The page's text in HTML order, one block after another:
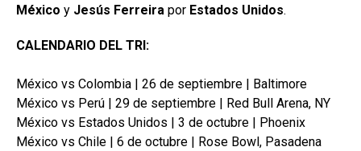
México y Jesús Ferreira por Estados Unidos.
CALENDARIO DEL TRI:
México vs Colombia | 26 de septiembre | Baltimore
México vs Perú | 29 de septiembre | Red Bull Arena, NY
México vs Estados Unidos | 3 de octubre | Phoenix
México vs Chile | 6 de octubre | Rose Bowl, Pasadena